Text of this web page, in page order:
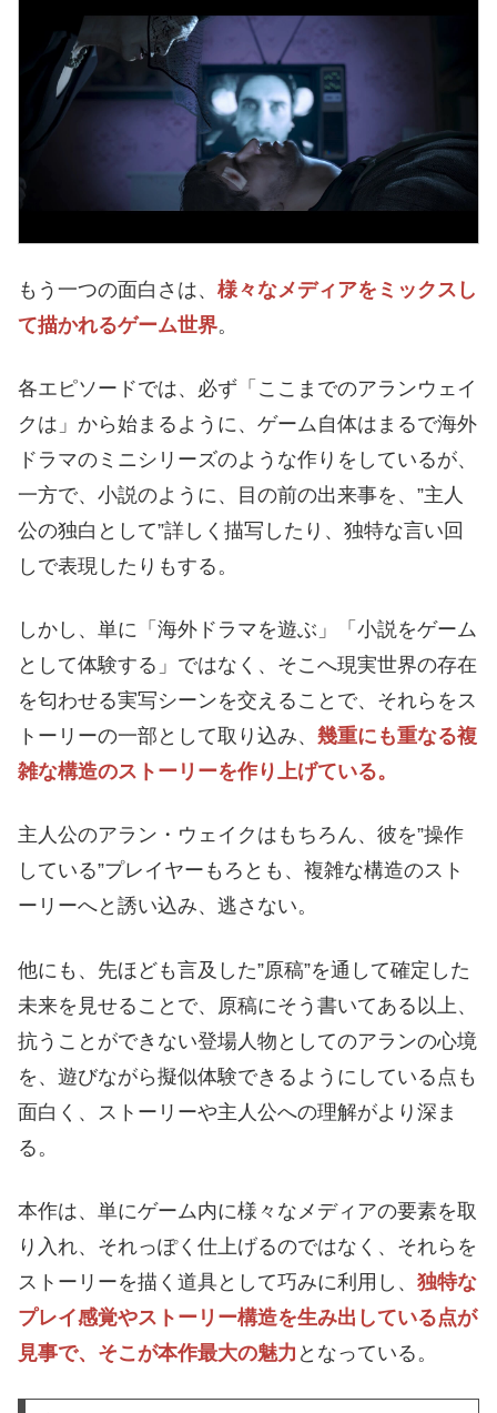
もう一つの面白さは、 様々なメディアをミックスし
て描かれるゲーム世界。
各エピソードでは、必ず「ここまでのアランウェイ
クは」から始まるように、ゲーム自体はまるで海外
ドラマのミニシリーズのような作りをしているが、
一方で、小説のように、目の前の出来事を、”主人
公の独白として”詳しく描写したり、独特な言い回
しで表現したりもする。
しかし、単に「海外ドラマを遊ぶ」「小説をゲーム
として体験する」ではなく、そこへ現実世界の存在
を匂わせる実写シーンを交えることで、それらをス
トーリーの一部として取り込み、 幾重にも重なる複
雑な構造のストーリーを作り上げている。
主人公のアラン・ウェイクはもちろん、彼を”操作
している”プレイヤーもろとも、複雑な構造のスト
ーリーへと誘い込み、逃さない。
他にも、先ほども言及した”原稿”を通して確定した
未来を見せることで、原稿にそう書いてある以上、
抗うことができない登場人物としてのアランの心境
を、遊びながら擬似体験できるようにしている点も
面白く、ストーリーや主人公への理解がより深ま
る。
本作は、単にゲーム内に様々なメディアの要素を取
り入れ、それっぽく仕上げるのではなく、それらを
ストーリーを描く道具として巧みに利用し、 独特な
プレイ感覚やストーリー構造を生み出している点が
見事で、そこが本作最大の魅力 となっている。